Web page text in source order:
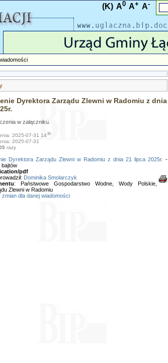
(K) A0 A+ A-
Dyrektora Zarządu Zlewni w Radomiu z dnia
w załączniku.
2025-07-31 1436
2025-07-31
razy
Dyrektora Zarządu Zlewni w Radomiu z dnia 21 lipca 2025r. -
bajtów
pdf
Dominika Smolarczyk
: Państwowe Gospodarstwo Wodne, Wody Polskie,
Zlewni w Radomiu
zmian dla danej wiadomości